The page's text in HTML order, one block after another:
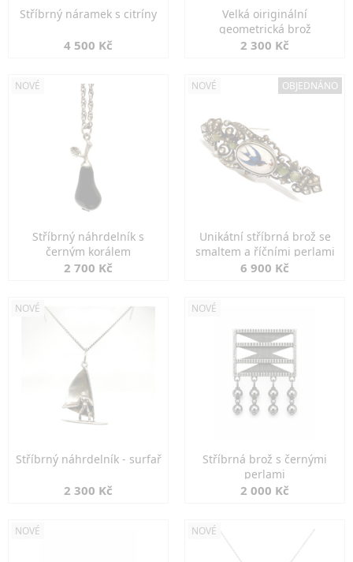
Stříbrný náramek s citríny
4 500 Kč
Velká oiriginální
geometrická brož
2 300 Kč
NOVÉ
Stříbrný náhrdelník s
černým korálem
2 700 Kč
NOVÉ OBJEDNÁNO
Unikátní stříbrná brož se
smaltem a říčními perlami
6 900 Kč
NOVÉ
Stříbrný náhrdelník - surfař
2 300 Kč
NOVÉ
Stříbrná brož s černými
perlami
2 000 Kč
NOVÉ NOVÉ